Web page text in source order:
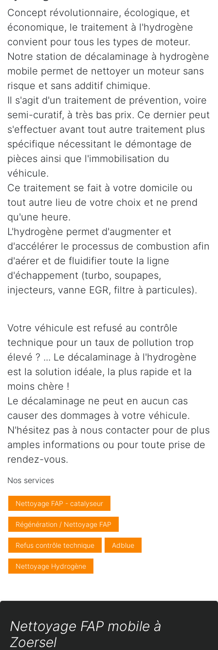
Concept révolutionnaire, écologique, et
économique, le traitement à l'hydrogène
convient pour tous les types de moteur.
Notre station de décalaminage à hydrogène
mobile permet de nettoyer un moteur sans
risque et sans additif chimique.
Il s'agit d'un traitement de prévention, voire
semi-curatif, à très bas prix. Ce dernier peut
s'effectuer avant tout autre traitement plus
spécifique nécessitant le démontage de
pièces ainsi que l'immobilisation du
véhicule.
Ce traitement se fait à votre domicile ou
tout autre lieu de votre choix et ne prend
qu'une heure.
L'hydrogène permet d'augmenter et
d'accélérer le processus de combustion afin
d'aérer et de fluidifier toute la ligne
d'échappement (turbo, soupapes,
injecteurs, vanne EGR, filtre à particules).
Votre véhicule est refusé au contrôle
technique pour un taux de pollution trop
élevé ? ... Le décalaminage à l'hydrogène
est la solution idéale, la plus rapide et la
moins chère !
Le décalaminage ne peut en aucun cas
causer des dommages à votre véhicule.
N'hésitez pas à nous contacter pour de plus
amples informations ou pour toute prise de
rendez-vous.
Nos services
Nettoyage FAP - catalyseur
Régénération / Nettoyage FAP
Refus contrôle technique Adblue
Nettoyage Hydrogène
Nettoyage FAP mobile à
Zoersel